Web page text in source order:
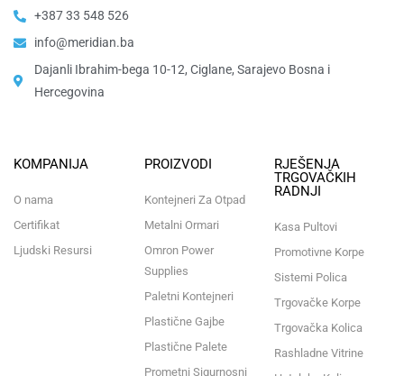
+387 33 548 526
info@meridian.ba
Dajanli Ibrahim-bega 10-12, Ciglane, Sarajevo Bosna i
Hercegovina​
KOMPANIJA
O nama
Certifikat
Ljudski Resursi
PROIZVODI
Kontejneri Za Otpad
Metalni Ormari
Omron Power
Supplies
Paletni Kontejneri
Plastične Gajbe
Plastične Palete
Prometni Sigurnosni
RJEŠENJA
TRGOVAČKIH
RADNJI
Kasa Pultovi
Promotivne Korpe
Sistemi Polica
Trgovačke Korpe
Trgovačka Kolica
Rashladne Vitrine